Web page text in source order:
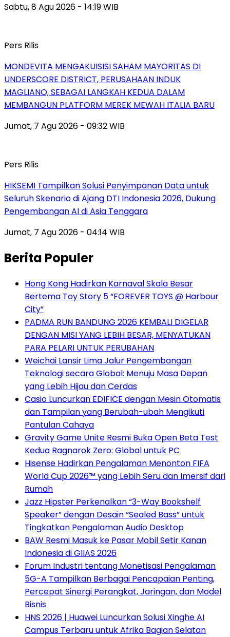
Sabtu, 8 Agu 2026 - 14:19 WIB
Pers Rilis
MONDEVITA MENGAKUISISI SAHAM MAYORITAS DI
UNDERSCORE DISTRICT, PERUSAHAAN INDUK
MAGLIANO, SEBAGAI LANGKAH KEDUA DALAM
MEMBANGUN PLATFORM MEREK MEWAH ITALIA BARU
Jumat, 7 Agu 2026 - 09:32 WIB
Pers Rilis
HIKSEMI Tampilkan Solusi Penyimpanan Data untuk
Seluruh Skenario di Ajang DTI Indonesia 2026, Dukung
Pengembangan AI di Asia Tenggara
Jumat, 7 Agu 2026 - 04:14 WIB
Berita Populer
Hong Kong Hadirkan Karnaval Skala Besar
Bertema Toy Story 5 “FOREVER TOYS @ Harbour
City”
PADMA RUN BANDUNG 2026 KEMBALI DIGELAR
DENGAN MISI YANG LEBIH BESAR, MENYATUKAN
PARA PELARI UNTUK PERUBAHAN
Weichai Lansir Lima Jalur Pengembangan
Teknologi secara Global: Menuju Masa Depan
yang Lebih Hijau dan Cerdas
Casio Luncurkan EDIFICE dengan Mesin Otomatis
dan Tampilan yang Berubah-ubah Mengikuti
Pantulan Cahaya
Gravity Game Unite Resmi Buka Open Beta Test
Kedua Ragnarok Zero: Global untuk PC
Hisense Hadirkan Pengalaman Menonton FIFA
World Cup 2026™ yang Lebih Seru dan Imersif dari
Rumah
Jazz Hipster Perkenalkan “3-Way Bookshelf
Speaker” dengan Desain “Sealed Bass” untuk
Tingkatkan Pengalaman Audio Desktop
BAW Resmi Masuk ke Pasar Mobil Setir Kanan
Indonesia di GIIAS 2026
Forum Industri tentang Monetisasi Pengalaman
5G-A Tampilkan Berbagai Pencapaian Penting,
Percepat Sinergi Perangkat, Jaringan, dan Model
Bisnis
HNS 2026 | Huawei Luncurkan Solusi Xinghe AI
Campus Terbaru untuk Afrika Bagian Selatan